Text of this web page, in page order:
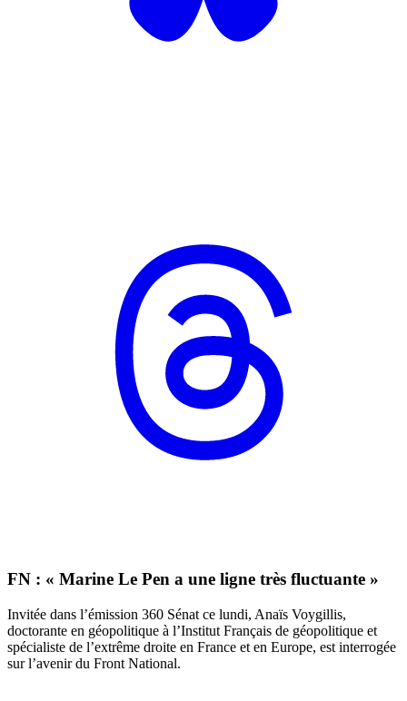
FN : « Marine Le Pen a une ligne très fluctuante »
Invitée dans l’émission 360 Sénat ce lundi, Anaïs Voygillis,
doctorante en géopolitique à l’Institut Français de géopolitique et
spécialiste de l’extrême droite en France et en Europe, est interrogée
sur l’avenir du Front National.